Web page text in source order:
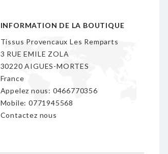
INFORMATION DE LA BOUTIQUE
Tissus Provencaux Les Remparts
3 RUE EMILE ZOLA
30220 AIGUES-MORTES
France
Appelez nous: 0466770356
Mobile: 0771945568
Contactez nous